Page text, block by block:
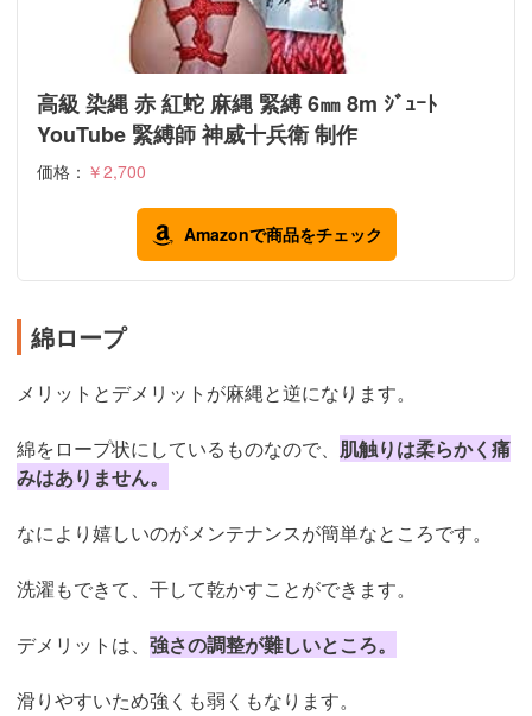
高級 染縄 赤 紅蛇 麻縄 緊縛 6㎜ 8m ｼﾞｭｰﾄ
YouTube 緊縛師 神威十兵衛 制作
価格： ￥2,700
Amazonで商品をチェック
綿ロープ
メリットとデメリットが麻縄と逆になります。
綿をロープ状にしているものなので、 肌触りは柔らかく痛
みはありません。
なにより嬉しいのがメンテナンスが簡単なところです。
洗濯もできて、干して乾かすことができます。
デメリットは、 強さの調整が難しいところ。
滑りやすいため強くも弱くもなります。